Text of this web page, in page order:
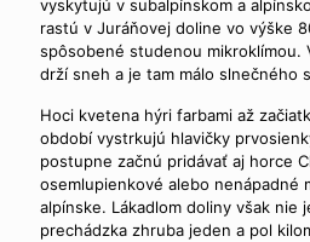
vyskytujú v subalpínskom a
rastú v Juráňovej doline vo výške
spôsobené studenou mikroklímou.
drží sneh a je tam málo slnečného
Hoci kvetena hýri farbami až
období vystrkujú hlavičky
postupne začnú pridávať aj horce
osemlupienkové alebo nenápadné
alpínske. Lákadlom doliny však nie
prechádzka zhruba jeden a pol